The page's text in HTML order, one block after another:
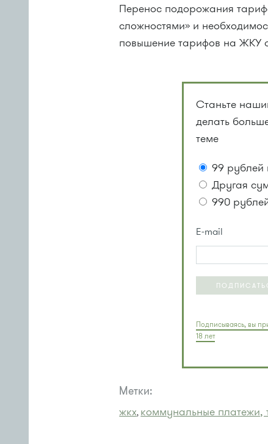
Перенос подорожания
сложностями» и
повышение тарифов на ЖКУ
Станьте
делать
теме
99 рублей
Другая
990
E-mail
Подписываясь, вы
18 лет
Метки:
жкх, коммунальные платежи,